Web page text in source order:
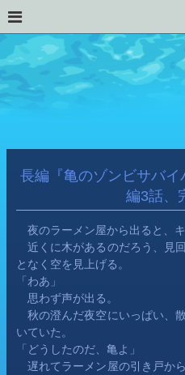
長編『亀のゾンビサバ
編3話、
夜のラーメン屋から出ると、
近くに木があるのだろう、見
となく空を見上げる。
「わあ」
思わず声が出る。
秋の澄んだ夜空にいっぱい、
いていた。
「どうしたのだ、亀よ」
遅れてラーメン屋の引き戸か